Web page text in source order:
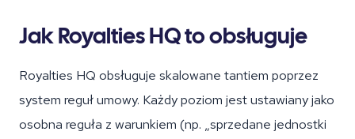
Jak Royalties HQ to obsługuje
Royalties HQ obsługuje skalowane tantiem poprzez
system reguł umowy. Każdy poziom jest ustawiany jako
osobna reguła z warunkiem (np. „sprzedane jednostki